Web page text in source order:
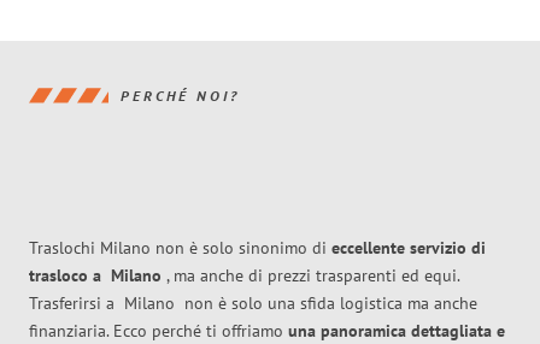
PERCHÉ NOI?
Traslochi Milano non è solo sinonimo di eccellente servizio di
trasloco a Milano , ma anche di prezzi trasparenti ed equi.
Trasferirsi a Milano non è solo una sfida logistica ma anche
finanziaria. Ecco perché ti offriamo una panoramica dettagliata e